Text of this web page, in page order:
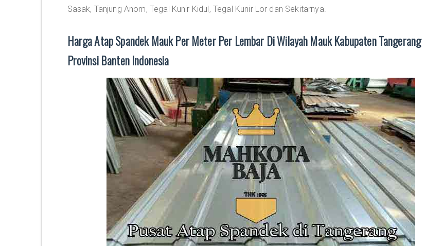
Sasak, Tanjung Anom, Tegal Kunir Kidul, Tegal Kunir Lor dan Sekitarnya.
Harga Atap Spandek Mauk Per Meter Per Lembar Di Wilayah Mauk Kabupaten Tangerang
Provinsi Banten Indonesia